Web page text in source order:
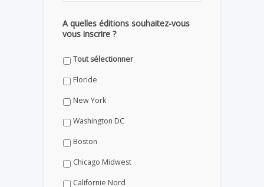
A quelles éditions souhaitez-vous
vous inscrire ?
Tout sélectionner
Floride
New York
Washington DC
Boston
Chicago Midwest
Californie Nord